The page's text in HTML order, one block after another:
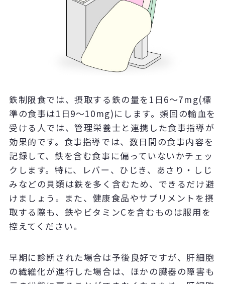
鉄制限食では、摂取する鉄の量を1日6〜7mg(標
準の食事は1日9〜10mg)にします。頻回の輸血を
受ける人では、管理栄養士と連携した食事指導が
効果的です。食事指導では、数日間の食事内容を
記録して、鉄を含む食事に偏っていないかチェッ
クします。特に、レバー、ひじき、あさり・しじ
みなどの貝類は鉄を多く含むため、できるだけ避
けましょう。また、健康食品やサプリメントを摂
取する際も、鉄やビタミンCを含むものは服用を
控えてください。
早期に診断された場合は予後良好ですが、肝細胞
の繊維化が進行した場合は、ほかの臓器の障害も